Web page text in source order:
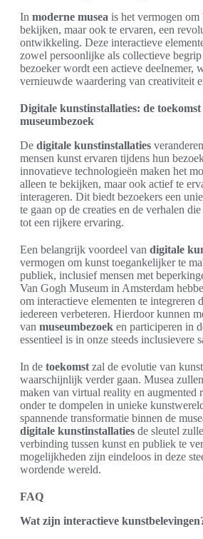
In moderne musea is het vermogen
bekijken, maar ook te ervaren, een
ontwikkeling. Deze interactieve
zowel persoonlijke als collectieve
bezoeker wordt een actieve deelnemer,
vernieuwde waardering van creativiteit
Digitale kunstinstallaties: de
museumbezoek
De digitale kunstinstallaties
mensen kunst ervaren tijdens hun
innovatieve technologieën maken het
alleen te bekijken, maar ook actief te
interageren. Dit biedt bezoekers een
te gaan op de creaties en de verhalen
tot een rijkere ervaring.
Een belangrijk voordeel van digitale
vermogen om kunst toegankelijker te
publiek, inclusief mensen met
Van Gogh Museum in Amsterdam
om interactieve elementen te integreren
iedereen verbeteren. Hierdoor kunnen
van museumbezoek en participeren in
essentieel is in onze steeds inclusievere
In de toekomst zal de evolutie van
waarschijnlijk verder gaan. Musea
maken van virtual reality en augmented
onder te dompelen in unieke
spannende transformatie binnen de
digitale kunstinstallaties de sleutel
verbinding tussen kunst en publiek te
mogelijkheden zijn eindeloos in deze
wordende wereld.
FAQ
Wat zijn interactieve